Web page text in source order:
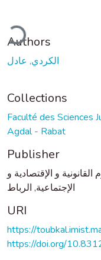
Authors
الكردي, عادل
Collections
Faculté des Sciences
Agdal - Rabat
Publisher
و الإقتصادية و
الإجتماعية, الرباط
URI
https://
https://doi.org/